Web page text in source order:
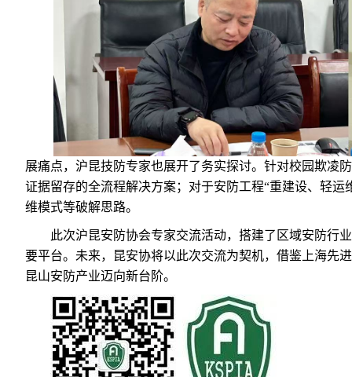
展痛点，沪昆技防专家也展开了务实探讨。针对校园欺凌
证据留存的全流程解决方案；对于安防工程“重建设、轻
维模式等破解思路。
此次沪昆安防协会专家交流活动，搭建了区域安防行
要平台。未来，昆安协将以此次交流为契机，借鉴上海先
昆山安防产业迈向新台阶。